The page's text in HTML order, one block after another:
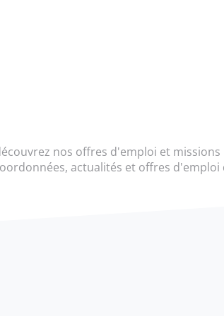
nos offres d'emploi et
actualités et offres d'emploi